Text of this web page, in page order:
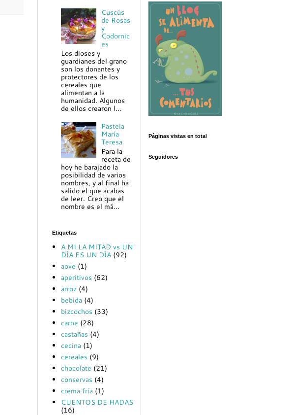
Cuscús
de Rosas
y
Codornic
es
Los dioses y
guardianes del grano
son los donantes y
protectores de los
cereales que
alimentan a la
humanidad. Algunos
de ellos crearon l...
Pastela
María
Teresa
Para la
receta de
hoy he barajado la
posibilidad de varios
nombres, y al final ha
salido el que acabas
de leer. Creo que el
nombre es el má...
Etiquetas
A MI LA MITAD vs UN
DÍA ES UN DÍA (92)
aove (1)
aperitivos (62)
arroz (4)
bebida (4)
bizcochos (33)
carne (28)
castañas (4)
cecina (1)
cereales (9)
chocolate (21)
conservas (4)
crema fría (1)
CUENTOS DE HADAS
(16)
Páginas vistas en total
Seguidores